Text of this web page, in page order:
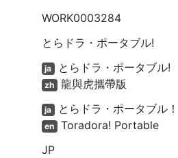
WORK0003284
とらドラ・ポータブル!
ja とらドラ・ポータブル!
zh
龍與虎攜帶版
ja とらドラ・ポータブル！
en
Toradora! Portable
JP